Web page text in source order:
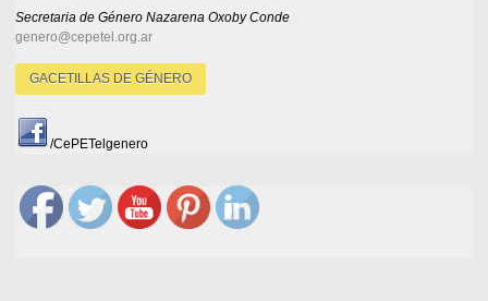
Secretaria de Género Nazarena Oxoby Conde
genero@cepetel.org.ar
GACETILLAS DE GÉNERO
/CePETelgenero